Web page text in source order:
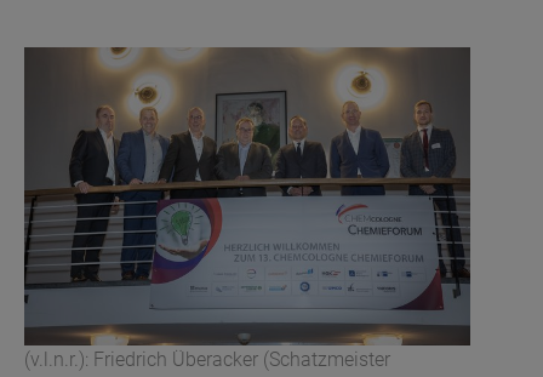
(v.l.n.r.): Friedrich Überacker (Schatzmeister